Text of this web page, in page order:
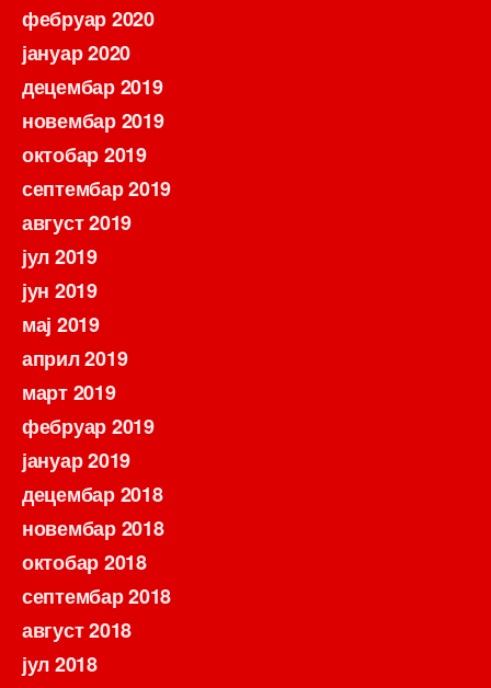
фебруар 2020
јануар 2020
децембар 2019
новембар 2019
октобар 2019
септембар 2019
август 2019
јул 2019
јун 2019
мај 2019
април 2019
март 2019
фебруар 2019
јануар 2019
децембар 2018
новембар 2018
октобар 2018
септембар 2018
август 2018
јул 2018